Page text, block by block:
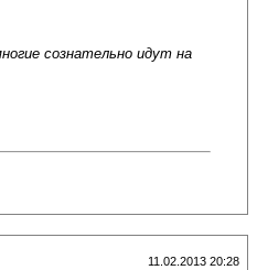
сознательно идут на
11.02.2013 20:28